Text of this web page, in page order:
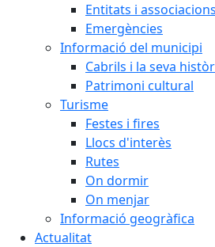
Entitats i associacions
Emergències
Informació del municipi
Cabrils i la seva
Patrimoni cultural
Turisme
Festes i fires
Llocs d'interès
Rutes
On dormir
On menjar
Informació geogràfica
Actualitat